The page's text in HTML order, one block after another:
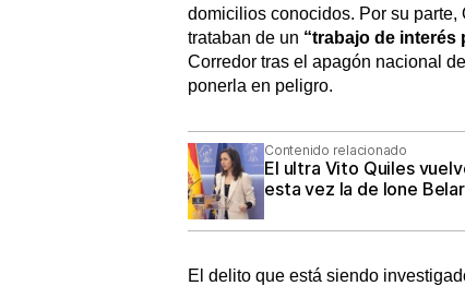
domicilios conocidos. Por su
trataban de un “trabajo de interés
Corredor tras el apagón nacional
ponerla en peligro.
Contenido relacionado
El ultra Vito Quiles
esta vez la de Ione
El delito que está siendo